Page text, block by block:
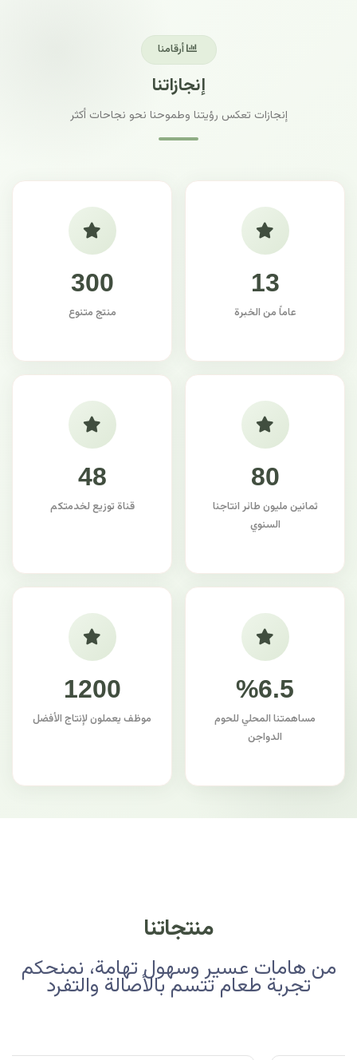
أرقامنا
إنجازاتنا
إنجازات تعكس رؤيتنا وطموحنا نحو نجاحات أكثر
13
عاماً من الخبرة
300
منتج متنوع
80
ثمانين مليون طائر انتاجنا
السنوي
48
قناة توزيع لخدمتكم
%6.5
مساهمتنا المحلي للحوم
الدواجن
1200
موظف يعملون لإنتاج الأفضل
منتجاتنا
من هامات عسير وسهول تهامة، نمنحكم
تجربة طعام تتسم بالأصالة والتفرد